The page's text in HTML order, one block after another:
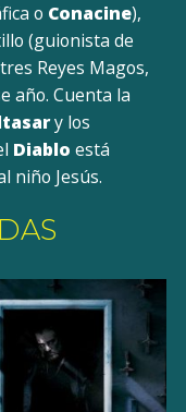
o Conacine),
(guionista de
Reyes Magos,
año. Cuenta la
y los
Diablo está
niño Jesús.